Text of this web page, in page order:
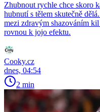
Zhubnout rychle chce skoro
hubnutí s tělem skutečně
mezi zdravým shazováním
rovnou k jojo efektu.
Cooky.cz
dnes, 04:54
2 min